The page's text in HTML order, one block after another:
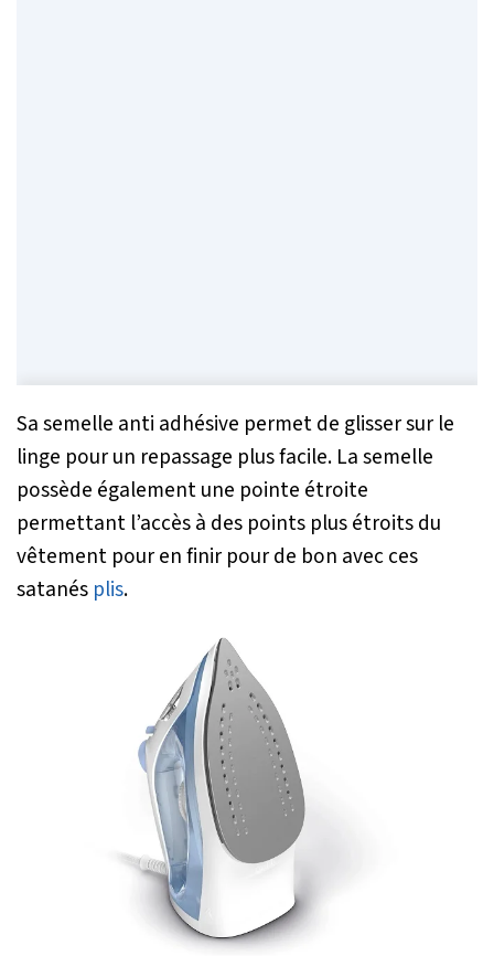
Sa semelle anti adhésive permet de glisser sur le
linge pour un repassage plus facile. La semelle
possède également une pointe étroite
permettant l’accès à des points plus étroits du
vêtement pour en finir pour de bon avec ces
satanés plis.